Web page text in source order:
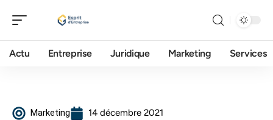
Actu Entreprise Juridique Marketing Services
Marketing 14 décembre 2021